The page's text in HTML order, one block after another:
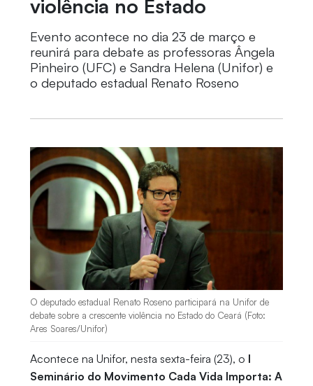
violência no Estado
Evento acontece no dia 23 de março e
reunirá para debate as professoras Ângela
Pinheiro (UFC) e Sandra Helena (Unifor) e
o deputado estadual Renato Roseno
O deputado estadual Renato Roseno participará na Unifor de
debate sobre a crescente violência no Estado do Ceará (Foto:
Ares Soares/Unifor)
Acontece na Unifor, nesta sexta-feira (23), o I
Seminário do Movimento Cada Vida Importa: A